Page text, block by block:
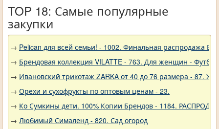
TOP 18: Самые популярные
закупки
→ Pelican для всей семьи! - 1002. Финальная распродажа
→ Брендовая коллекция VILATTE - 763. Для женщин -
→ Ивановский трикотаж ZARKA от 40 до 76 размера - 87.
→ Орехи и сухофрукты по оптовым ценам - 23.
→ Ко Сумкины дети. 100% Копии Брендов - 1184.
→ Любимый Сималенд - 820. Сад огород